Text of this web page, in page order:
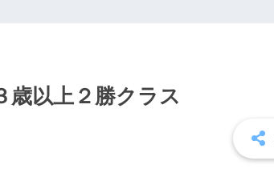
歳以上２勝クラス